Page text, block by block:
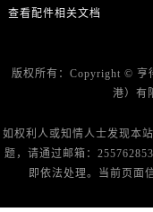
查看配件相关文档
版权所有：Copyright © 亨
港）有
如权利人或知情人士发现本
题，请通过邮箱：
即依法处理。当前页面